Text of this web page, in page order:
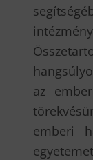
az
emberi